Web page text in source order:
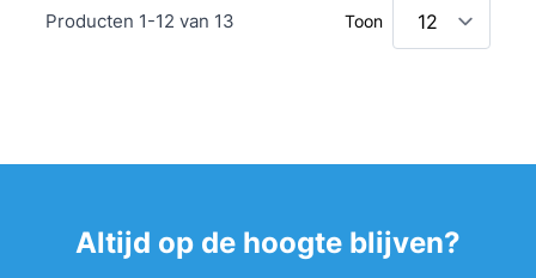
Producten 1-12 van 13 Toon
Altijd op de hoogte blijven?